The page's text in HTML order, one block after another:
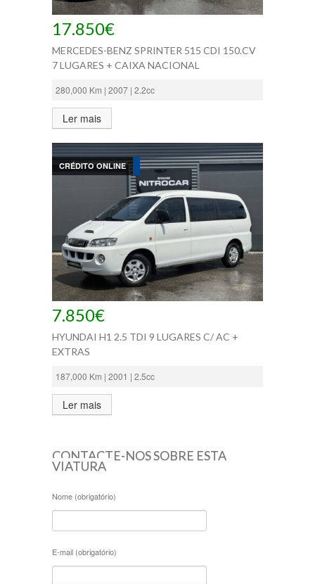
17.850€
MERCEDES-BENZ SPRINTER 515 CDI 150.CV
7 LUGARES + CAIXA NACIONAL
280,000 Km | 2007 | 2.2cc
Ler mais
CRÉDITO ONLINE
7.850€
HYUNDAI H1 2.5 TDI 9 LUGARES C/ AC +
EXTRAS
187,000 Km | 2001 | 2.5cc
Ler mais
CONTACTE-NOS SOBRE ESTA
VIATURA
Nome (obrigatório)
E-mail (obrigatório)